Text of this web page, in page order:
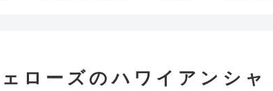
ローズのハワイアンシャ